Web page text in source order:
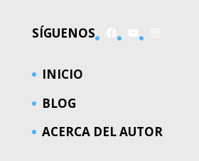
SÍGUENOS
INICIO
BLOG
ACERCA DEL AUTOR